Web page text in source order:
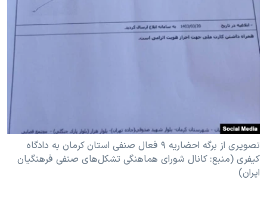
تصویری از برگه احضاریه ۹ فعال صنفی استان کرمان به دادگاه
کیفری (منبع: کانال شورای هماهنگی تشکل‌های صنفی فرهنگیان
ایران)